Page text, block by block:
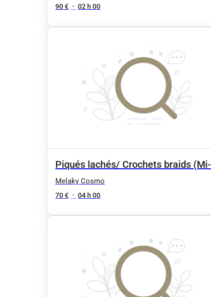
90 € • 02 h 00
Piqués lachés/ Crochets braids (Mi-
long)
Melaky Cosmo
70 € • 04 h 00